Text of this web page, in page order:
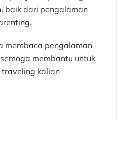
baik dari pengalaman
membaca pengalaman
membantu untuk
traveling kalian